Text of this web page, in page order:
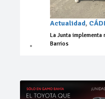
Actualidad,
La Junta implementa
Barrios